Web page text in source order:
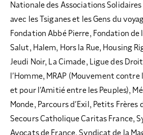
Nationale des Associations Solidaires
avec les Tsiganes et les Gens du
Fondation Abbé Pierre, Fondation de
Salut, Halem, Hors la Rue, Housing
Jeudi Noir, La Cimade, Ligue des
l’Homme, MRAP (Mouvement contre
et pour l’Amitié entre les Peuples),
Monde, Parcours d’Exil, Petits Frères
Secours Catholique Caritas France,
Avocats de France, Syndicat de la